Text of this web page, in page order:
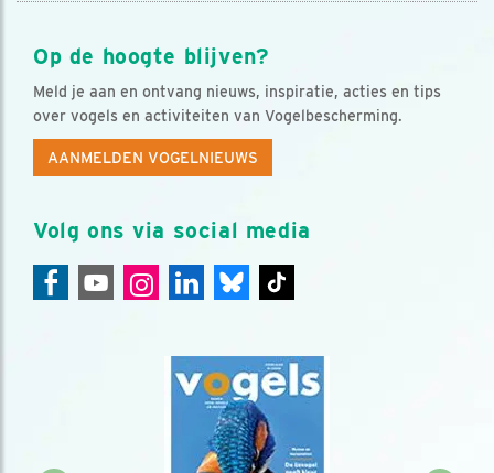
Op de hoogte blijven?
Meld je aan en ontvang nieuws, inspiratie, acties en tips
over vogels en activiteiten van Vogelbescherming.
AANMELDEN VOGELNIEUWS
Volg ons via social media